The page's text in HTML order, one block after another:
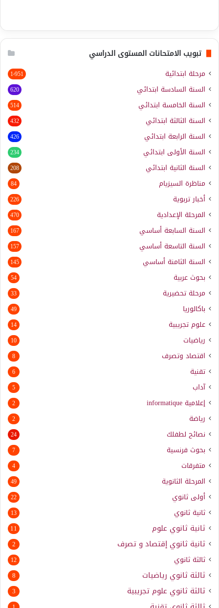
تبويب الامتحانات المستوى الدراسي
مرحلة ابتدائية 1٬951
السنة السادسة ابتدائي 620
السنة الخامسة ابتدائي 514
السنة الثالثة ابتدائي 432
السنة الرابعة ابتدائي 426
السنة الأولى ابتدائي 234
السنة الثانية ابتدائي 208
مناظرة السيزيام 84
أخبار تربوية 226
المرحلة الإعدادية 470
السنة السابعة أساسي 167
السنة التاسعة أساسي 157
السنة الثامنة أساسي 145
بحوث عربية 54
مرحلة تحضيرية 33
باكالوريا 49
علوم تجريبية 14
رياضيات 10
اقتصاد وتصرف 8
تقنية 6
آداب 5
إعلامية informatique
2
رياضة 2
نصائح لطفلك 24
بحوث فرنسية 7
متفرقات 4
المرحلة الثانوية 49
أولى ثانوي 22
ثانية ثانوي 13
ثانية ثانوي علوم 11
ثانية ثانوي إقتصاد و تصرف 2
ثالثة ثانوي 12
ثالثة ثانوي رياضيات 8
ثالثة ثانوي علوم تجريبية 3